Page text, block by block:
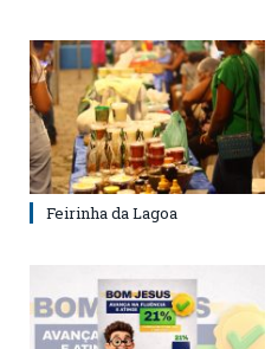
Feirinha da Lagoa